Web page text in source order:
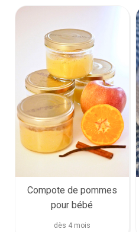
Compote de pommes
pour bébé
dès 4 mois